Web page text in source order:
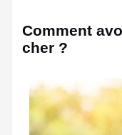
Comment
cher ?